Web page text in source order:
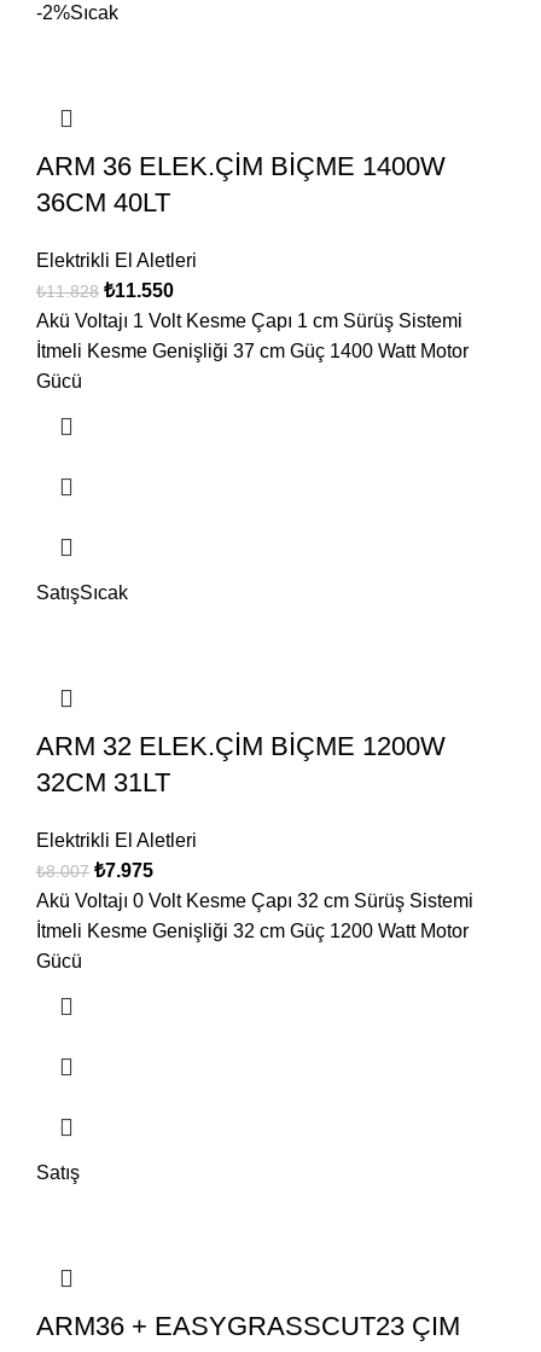
-2%Sıcak
ARM 36 ELEK.ÇİM BİÇME 1400W
36CM 40LT
Elektrikli El Aletleri
₺11.828 ₺11.550
Akü Voltajı 1 Volt Kesme Çapı 1 cm Sürüş Sistemi
İtmeli Kesme Genişliği 37 cm Güç 1400 Watt Motor
Gücü
SatışSıcak
ARM 32 ELEK.ÇİM BİÇME 1200W
32CM 31LT
Elektrikli El Aletleri
₺8.007 ₺7.975
Akü Voltajı 0 Volt Kesme Çapı 32 cm Sürüş Sistemi
İtmeli Kesme Genişliği 32 cm Güç 1200 Watt Motor
Gücü
Satış
ARM36 + EASYGRASSCUT23 ÇIM